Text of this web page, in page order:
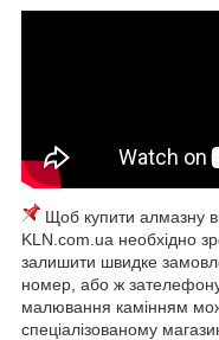
Щоб купити алмазну
KLN.com.ua необхідно
залишити швидке
номер, або ж
малювання камінням
спеціалізованому